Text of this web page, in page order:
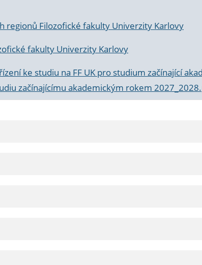
regionů Filozofické fakulty Univerzity Karlovy
fakulty Univerzity Karlovy
ke studiu na FF UK pro studium začínající
začínajícímu akademickým rokem